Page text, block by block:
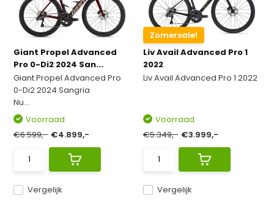
Giant Propel Advanced
Pro 0-Di2 2024 San...
Giant Propel Advanced Pro
0-Di2 2024 Sangria
Nu...
Vergelijk
Voorraad
€6.599,- €4.899,-
Zomersale!
Liv Avail Advanced Pro 1
2022
Liv Avail Advanced Pro 1 2022
Vergelijk
Voorraad
€5.349,- €3.999,-